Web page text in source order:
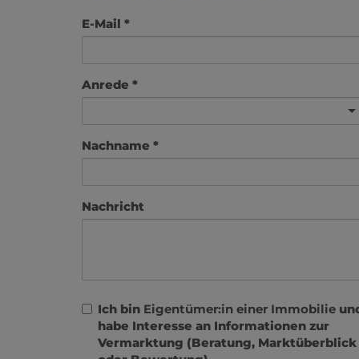
E-Mail
Anrede
Nachname
Nachricht
Ich bin Eigentümer:in einer Immobilie
habe Interesse an Informationen zur
Vermarktung (Beratung, Marktüberblick